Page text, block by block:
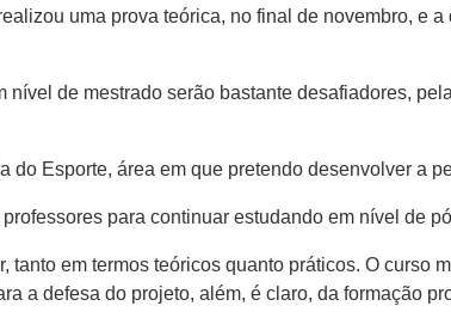
uma prova teórica, no final de novembro, e
de mestrado serão bastante desafiadores,
Esporte, área em que pretendo desenvolver a
para continuar estudando em nível de
em termos teóricos quanto práticos. O curso
a defesa do projeto, além, é claro, da formação